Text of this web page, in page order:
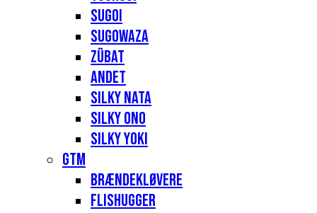
Sugoi
Sugowaza
Zübat
Andet
Silky Nata
Silky Ono
Silky Yoki
GTM
Brændekløvere
Flishugger